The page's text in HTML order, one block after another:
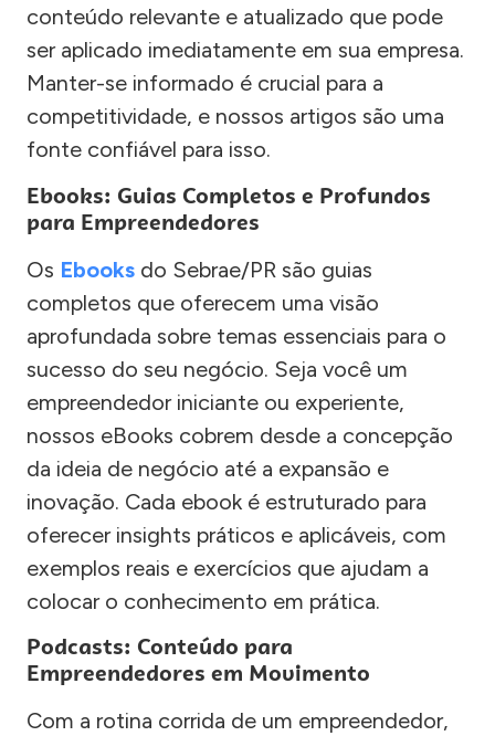
conteúdo relevante e atualizado que pode
ser aplicado imediatamente em sua empresa.
Manter-se informado é crucial para a
competitividade, e nossos artigos são uma
fonte confiável para isso.
Ebooks: Guias Completos e Profundos
para Empreendedores
Os Ebooks do Sebrae/PR são guias
completos que oferecem uma visão
aprofundada sobre temas essenciais para o
sucesso do seu negócio. Seja você um
empreendedor iniciante ou experiente,
nossos eBooks cobrem desde a concepção
da ideia de negócio até a expansão e
inovação. Cada ebook é estruturado para
oferecer insights práticos e aplicáveis, com
exemplos reais e exercícios que ajudam a
colocar o conhecimento em prática.
Podcasts: Conteúdo para
Empreendedores em Movimento
Com a rotina corrida de um empreendedor,